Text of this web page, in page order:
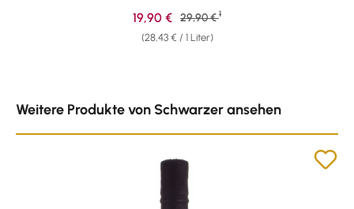
(28,43 € / 1 Liter)
Verkaufspreis:
19,90 € Regulärer Preis:
29,90 € 1
Weitere Produkte von Schwarzer ansehen